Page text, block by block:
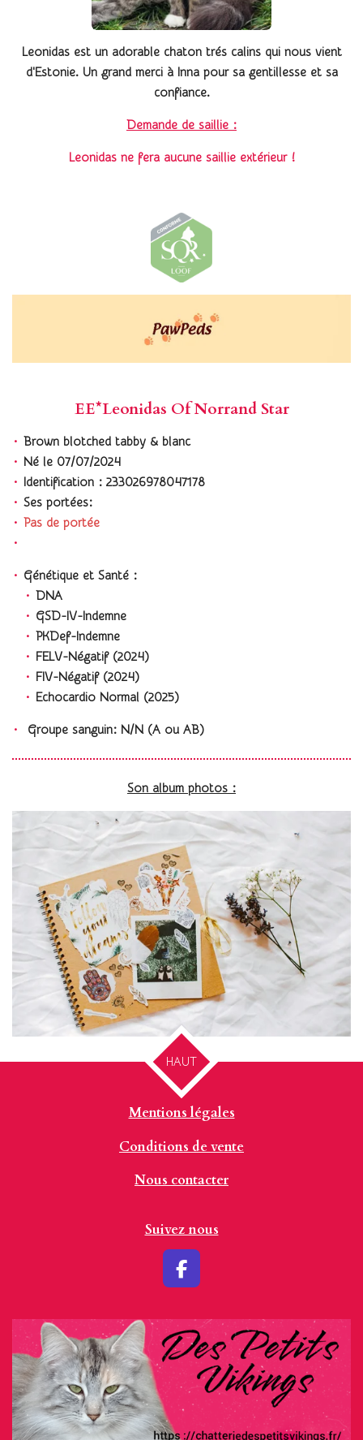
Leonidas est un adorable chaton trés calins qui nous vient
d'Estonie. Un grand merci à Inna pour sa gentillesse et sa
confiance.
Demande de saillie :
Leonidas ne fera aucune saillie extérieur !
EE*Leonidas Of Norrand Star
Brown blotched tabby & blanc
Né le 07/07/2024
Identification : 233026978047178
Ses portées:
Pas de portée
Génétique et Santé :
DNA
GSD-IV-Indemne
PKDef-Indemne
FELV-Négatif (2024)
FIV-Négatif (2024)
Echocardio Normal (2025)
Groupe sanguin: N/N (A ou AB)
Son album photos :
HAUT
Mentions légales
Conditions de vente
Nous contacter
Suivez nous
F
e
b
o